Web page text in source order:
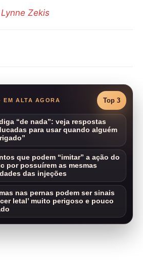
Lynne Zekis
EM ALTA AGORA Top 3
“de nada”: veja respostas
para usar quando alguém
que podem “imitar” a ação do
por possuírem as mesmas
das injeções
nas pernas podem ser sinais
letal’ muito perigoso e pouco